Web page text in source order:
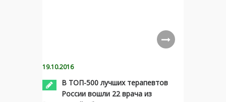
19.10.2016
В ТОП-500 лучших терапевтов
России вошли 22 врача из